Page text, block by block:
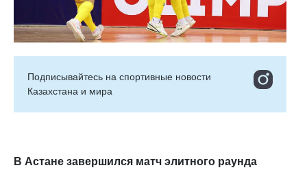
Подписывайтесь на cпортивные новости
Казахстана и мира
В Астане завершился матч элитного раунда